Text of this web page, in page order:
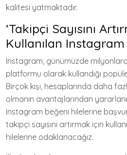
kalitesi yatmaktadır.
‘Takipçi Sayısını
Kullanılan Instagram
Instagram, günümüzde
platformu olarak kullandığı
Birçok kişi, hesaplarında daha
olmanın avantajlarından
Instagram beğeni hilelerine
takipçi sayısını artırmak için
hilelerine odaklanacağız.